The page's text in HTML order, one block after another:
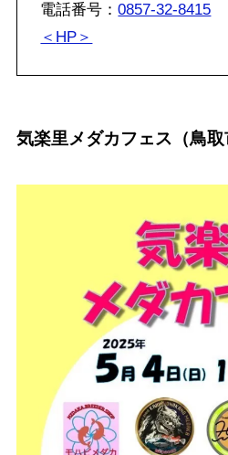
電話番号：0857-32-8415
＜ HP＞
気楽里メダカフェス（鳥取